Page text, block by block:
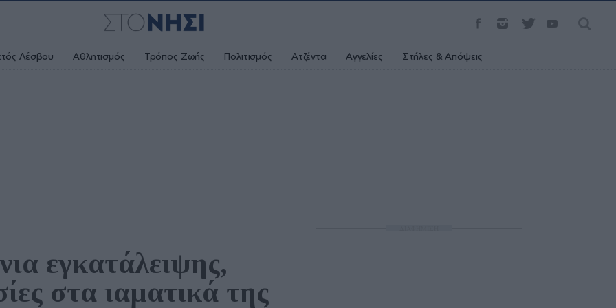
Λέσβου Αθλητισμός Τρόπος Ζωής Πολιτισμός Ατζέντα Αγγελίες Στήλες & Απόψεις
εγκατάλειψης,
στα ιαματικά της